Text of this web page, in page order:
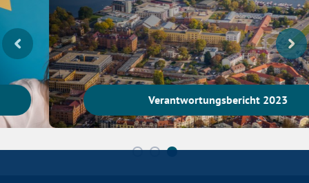
Verantwortungsbericht 2023